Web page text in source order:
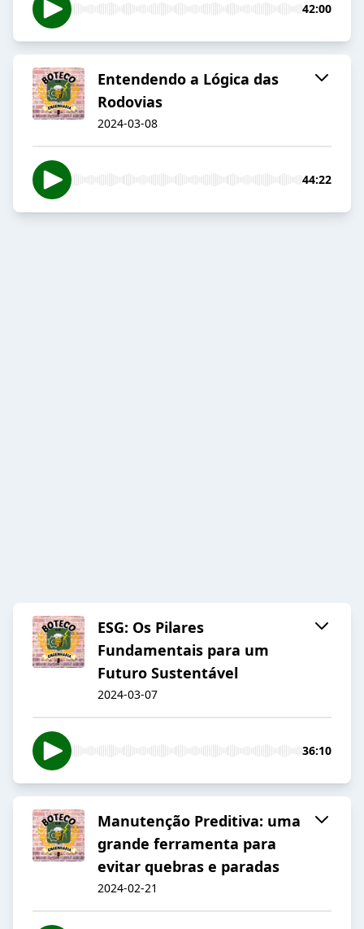
42:00
Entendendo a Lógica das
Rodovias
2024-03-08
44:22
ESG: Os Pilares
Fundamentais para um
Futuro Sustentável
2024-03-07
36:10
Manutenção Preditiva: uma
grande ferramenta para
evitar quebras e paradas
2024-02-21